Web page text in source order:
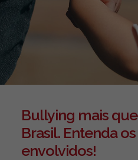
Bullying mais
Brasil. Entenda
envolvidos!